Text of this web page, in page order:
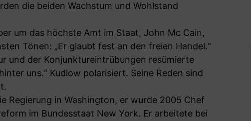
die beiden Wachstum und Wohlstand
um das höchste Amt im Staat, John Mc Cain,
Tönen: „Er glaubt fest an den freien Handel.“
und der Konjunktureintrübungen resümierte
uns.“ Kudlow polarisiert. Seine Reden sind
Regierung in Washington, er wurde 2005 Chef
im Bundesstaat New York. Er arbeitete bei